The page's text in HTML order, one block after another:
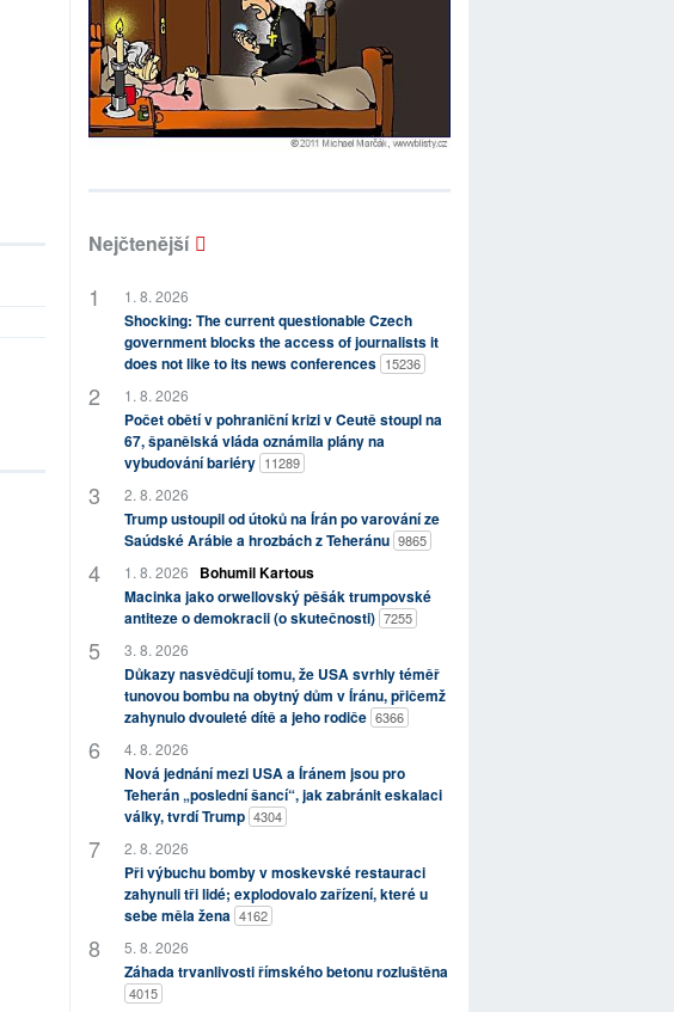
Nejčtenější
1. 8. 2026
Shocking: The current questionable Czech
government blocks the access of journalists it
does not like to its news conferences 15236
1. 8. 2026
Počet obětí v pohraniční krizi v Ceutě stoupl na
67, španělská vláda oznámila plány na
vybudování bariéry 11289
2. 8. 2026
Trump ustoupil od útoků na Írán po varování ze
Saúdské Arábie a hrozbách z Teheránu 9865
1. 8. 2026
Bohumil Kartous
Macinka jako orwellovský pěšák trumpovské
antiteze o demokracii (o skutečnosti) 7255
3. 8. 2026
Důkazy nasvědčují tomu, že USA svrhly téměř
tunovou bombu na obytný dům v Íránu, přičemž
zahynulo dvouleté dítě a jeho rodiče 6366
4. 8. 2026
Nová jednání mezi USA a Íránem jsou pro
Teherán „poslední šancí“, jak zabránit eskalaci
války, tvrdí Trump 4304
2. 8. 2026
Při výbuchu bomby v moskevské restauraci
zahynuli tři lidé; explodovalo zařízení, které u
sebe měla žena 4162
5. 8. 2026
Záhada trvanlivosti římského betonu rozluštěna
4015